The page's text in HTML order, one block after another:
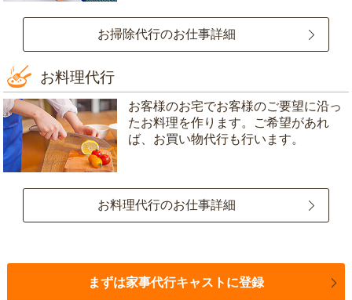
お掃除代行のお仕事詳細
お料理代行
お客様のお宅でお客様のご要望に沿っ
たお料理を作ります。ご希望があれ
ば、お買い物代行も行います。
お料理代行のお仕事詳細
まずは家事代行キャストに登録